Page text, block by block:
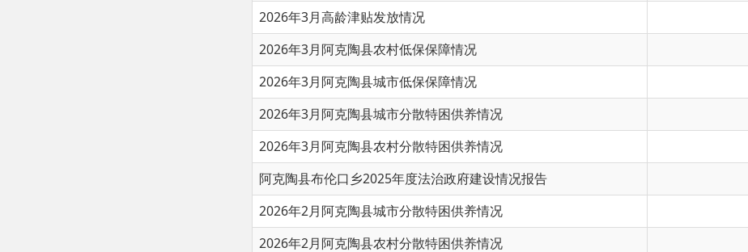
2026年3月阿克陶县城市低保保障情况
2026年3月阿克陶县城市分散特困供养情况
2026年3月阿克陶县农村分散特困供养情况
阿克陶县布伦口乡2025年度法治政府建设情况报告
2026年2月阿克陶县城市分散特困供养情况
2026年2月阿克陶县农村分散特困供养情况
2026年2月阿克陶县城市低保保障情况
首页 上一页 1 2 3 下一页 尾页 共 106 条 / 共 8 页